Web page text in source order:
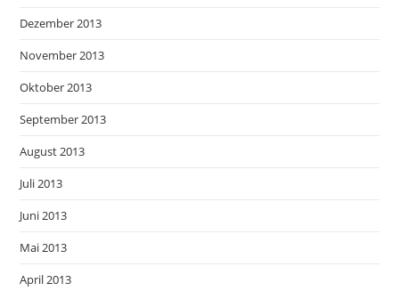
Dezember 2013
November 2013
Oktober 2013
September 2013
August 2013
Juli 2013
Juni 2013
Mai 2013
April 2013